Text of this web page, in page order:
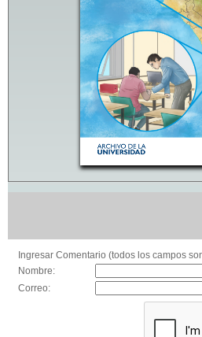
Ingresar Comentario (todos los campos
Nombre:
Correo: